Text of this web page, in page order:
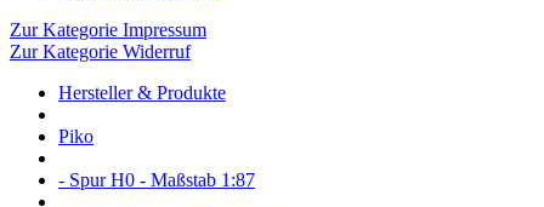
Zur Kategorie Impressum
Zur Kategorie Widerruf
Hersteller & Produkte
Piko
- Spur H0 - Maßstab 1:87